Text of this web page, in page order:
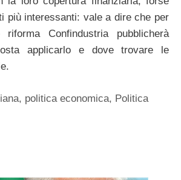
più interessanti: vale a dire che per
Confindustria pubblicherà
applicarlo e dove trovare le
, politica economica, Politica